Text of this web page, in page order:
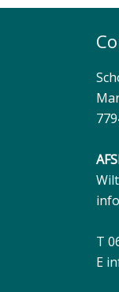
T
E